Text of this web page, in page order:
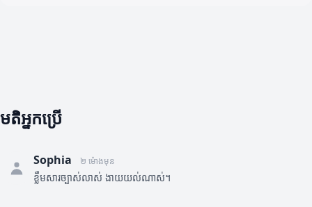
មតិអ្នកប្រើ
Sophia ២ ម៉ោងមុន
ខ្លឹមសារច្បាស់លាស់ ងាយយល់ណាស់។